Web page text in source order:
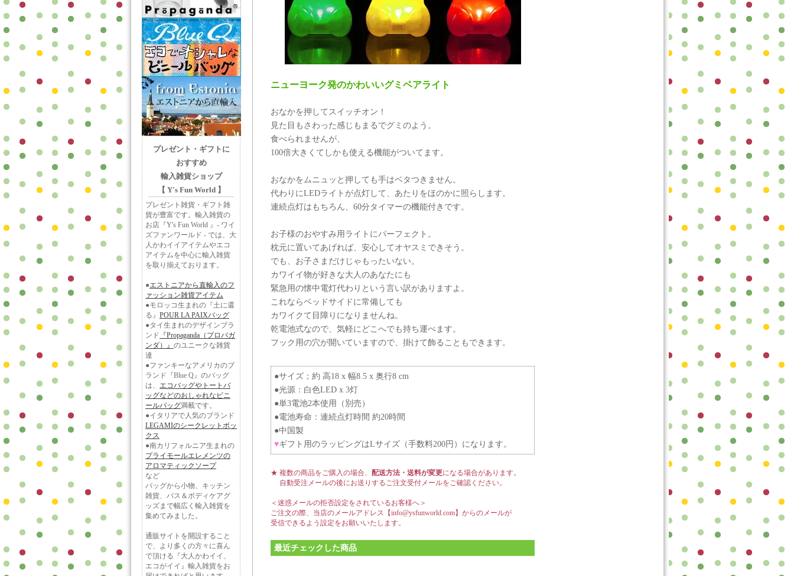
ニューヨーク発のかわいいグミベアライト
おなかを押してスイッチオン！
見た目もさわった感じもまるでグミのよう。
食べられませんが、
100倍大きくてしかも使える機能がついてます。
おなかをムニュッと押しても手はベタつきません。
代わりにLEDライトが点灯して、あたりをほのかに照らします。
連続点灯はもちろん、60分タイマーの機能付きです。
お子様のおやすみ用ライトにパーフェクト。
枕元に置いてあげれば、安心してオヤスミできそう。
でも、お子さまだけじゃもったいない。
カワイイ物が好きな大人のあなたにも
緊急用の懐中電灯代わりという言い訳がありますよ。
これならベッドサイドに常備しても
カワイクて目障りになりませんね。
乾電池式なので、気軽にどこへでも持ち運べます。
フック用の穴が開いていますので、掛けて飾ることもできます。
●サイズ；約 高18 x 幅8.5 x 奥行8 cm
●光源：白色LED x 3灯
●単3電池2本使用（別売）
●電池寿命：連続点灯時間 約20時間
●中国製
♥ギフト用のラッピングはLサイズ（手数料200円）になります。
★ 複数の商品をご購入の場合、 配送方法・送料が変更になる場合があります。
自動受注メールの後にお送りするご注文受付メールをご確認ください。
＜迷惑メールの拒否設定をされているお客様へ＞
ご注文の際、当店のメールアドレス【info@ysfunworld.com】からのメールが
受信できるよう設定をお願いいたします。
最近チェックした商品
プレゼント・ギフトに
おすすめ
輸入雑貨ショップ
【 Y's Fun World 】
プレゼント雑貨・ギフト雑
貨が豊富です。輸入雑貨の
お店『Y's Fun World 』- ワイ
ズファンワールド - では、大
人かわイイアイテムやエコ
アイテムを中心に輸入雑貨
を取り揃えております。
●エストニアから直輸入のフ
ァッション雑貨アイテム
●モロッコ生まれの『土に還
る』 POUR LA PAIXバッグ
●タイ生まれのデザインブラ
ンド 『Propaganda（プロバガ
ンダ）』 のユニークな雑貨
達
●ファンキーなアメリカのブ
ランド『Blue Q』のバッグ
は、 エコバッグやトートバ
ッグなどのおしゃれなビニ
ールバッグ満載です。
●イタリアで人気のブランド
LEGAMIのシークレットボッ
クス
●南カリフォルニア生まれの
プライモールエレメンツの
アロマティックソープ
など
バッグから小物、キッチン
雑貨、バス＆ボディケアグ
ッズまで幅広く輸入雑貨を
集めてみました。
通販サイトを開設すること
で、より多くの方々に喜ん
で頂ける『大人かわイイ、
エコがイイ』輸入雑貨をお